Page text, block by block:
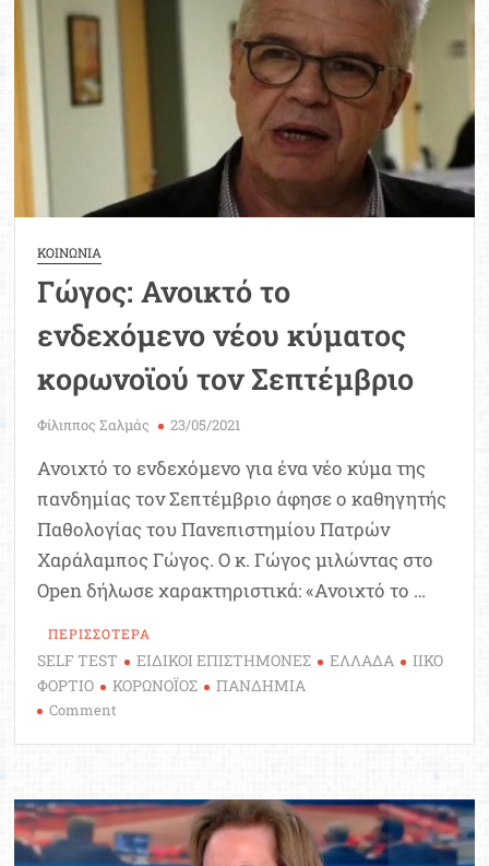
ΚΟΙΝΩΝΙΑ
Γώγος: Ανοικτό το
ενδεχόμενο νέου κύματος
κορωνοϊού τον Σεπτέμβριο
Φίλιππος Σαλμάς 23/05/2021
Ανοιχτό το ενδεχόμενο για ένα νέο κύμα της
πανδημίας τον Σεπτέμβριο άφησε ο καθηγητής
Παθολογίας του Πανεπιστημίου Πατρών
Χαράλαμπος Γώγος. Ο κ. Γώγος μιλώντας στο
Οpen δήλωσε χαρακτηριστικά: «Ανοιχτό το …
ΠΕΡΙΣΣΟΤΕΡΑ
SELF TEST ΕΙΔΙΚΟΙ ΕΠΙΣΤΗΜΟΝΕΣ ΕΛΛΑΔΑ
ΙΙΚΟ
ΦΟΡΤΙΟ
ΚΟΡΩΝΟΪΟΣ ΠΑΝΔΗΜΙΑ
Comment
ενδεχόμενο
νέου
κύματος